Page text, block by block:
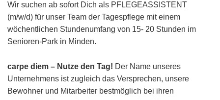
Wir suchen ab sofort Dich als PFLEGEASSISTENT
(m/w/d) für unser Team der Tagespflege mit einem
wöchentlichen Stundenumfang von 15- 20 Stunden im
Senioren-Park in Minden.
carpe diem – Nutze den Tag! Der Name unseres
Unternehmens ist zugleich das Versprechen, unsere
Bewohner und Mitarbeiter bestmöglich bei ihren